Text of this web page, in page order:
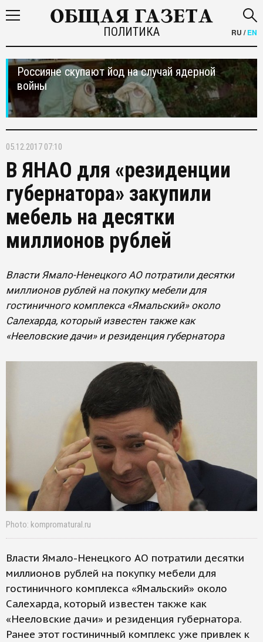
ПОЛИТИКА RU /EN
Россияне скупают йод на случай ядерной
войны
05.12.2017 07:10
В ЯНАО для «резиденции
губернатора» закупили
мебель на десятки
миллионов рублей
Власти Ямало-Ненецкого АО потратили десятки
миллионов рублей на покупку мебели для
гостиничного комплекса «Ямальский» около
Салехарда, который известен также как
«Нееловские дачи» и резиденция губернатора
Photo: kompromatural.ru
Власти Ямало-Ненецкого АО потратили десятки
миллионов рублей на покупку мебели для
гостиничного комплекса «Ямальский» около
Салехарда, который известен также как
«Нееловские дачи» и резиденция губернатора.
Ранее этот гостиничный комплекс уже привлек к